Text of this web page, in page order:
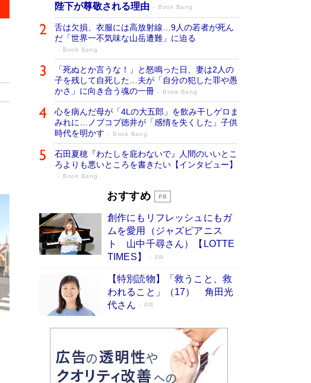
陛下が尊敬される理由
Book Bang
舌は欠損、衣服には高放射線…9人の若者が死ん
だ「世界一不気味な山岳遭難」に迫る
Book Bang
「死ぬとか言うな！」と怒鳴った日、妻は2人の
子を残して自死した…夫が「自分の犯した罪や愚
かさ」に向き合う魂の一冊
Book Bang
心を病んだ母が「4Lの大五郎」を飲み干しゲロま
みれに…ノブコブ徳井が「感情を失くした」子供
時代を明かす
Book Bang
石田夏穂『わたしを庇わないで』人間のいいとこ
ろよりも悪いところを書きたい【インタビュー】
Book Bang
「叱って伸びるやつは、褒めたらもっと伸
た“人を育てるコツ”…芸への考え方を明か
す
Book Bang
「『火垂るの墓』は、大嘘である」原作者が抱き
続けた“自責の念”とは…「自己憐憫は描きたくな
い」監督が徹底的にこだわったこと（後編） #
戦争の記憶
Book Bang
美輪明宏 晩年の回答を集めた『ほほえんで生き
るための人生相談』がランクイン［エンターテイ
メントベストセラー］
Book Bang
「宇宙兄弟」最終46巻がベストセラー1位 宇宙
開発への関心を押し上げた18年の物語に幕 特装
版には「宇宙で描かれたマンガ」も収録
Book Bang
おすすめ
創作にもリフレッシュにもガ
ムを愛用（ジャズピアニス
ト 山中千尋さん）【LOTTE
TIMES】
PR
【特別読物】「救うこと、救
われること」（17） 角田光
代さん
PR